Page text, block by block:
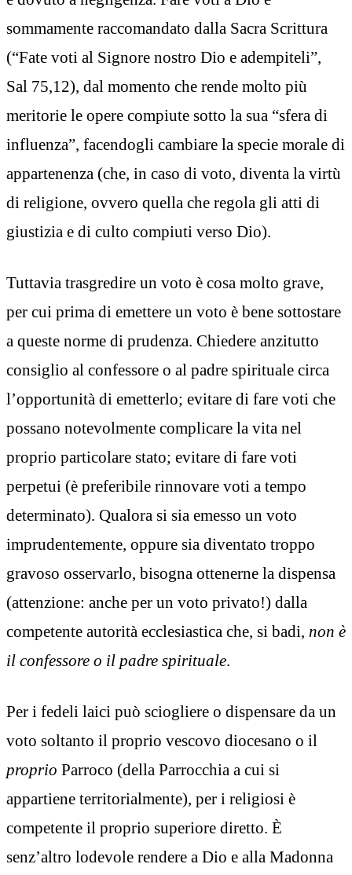
sommamente raccomandato dalla Sacra Scrittura
(“Fate voti al Signore nostro Dio e adempiteli”,
Sal 75,12), dal momento che rende molto più
meritorie le opere compiute sotto la sua “sfera di
influenza”, facendogli cambiare la specie morale di
appartenenza (che, in caso di voto, diventa la virtù
di religione, ovvero quella che regola gli atti di
giustizia e di culto compiuti verso Dio).
Tuttavia trasgredire un voto è cosa molto grave,
per cui prima di emettere un voto è bene sottostare
a queste norme di prudenza. Chiedere anzitutto
consiglio al confessore o al padre spirituale circa
l’opportunità di emetterlo; evitare di fare voti che
possano notevolmente complicare la vita nel
proprio particolare stato; evitare di fare voti
perpetui (è preferibile rinnovare voti a tempo
determinato). Qualora si sia emesso un voto
imprudentemente, oppure sia diventato troppo
gravoso osservarlo, bisogna ottenerne la dispensa
(attenzione: anche per un voto privato!) dalla
competente autorità ecclesiastica che, si badi, non è
il confessore o il padre spirituale.
Per i fedeli laici può sciogliere o dispensare da un
voto soltanto il proprio vescovo diocesano o il
proprio Parroco (della Parrocchia a cui si
appartiene territorialmente), per i religiosi è
competente il proprio superiore diretto. È
senz’altro lodevole rendere a Dio e alla Madonna